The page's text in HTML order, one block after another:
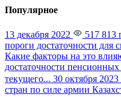
Популярное
13 декабря 2022 517 813
пороги достаточности для
Какие факторы на это
достаточности
текущего... 30 октября 2023
стран по силе армии